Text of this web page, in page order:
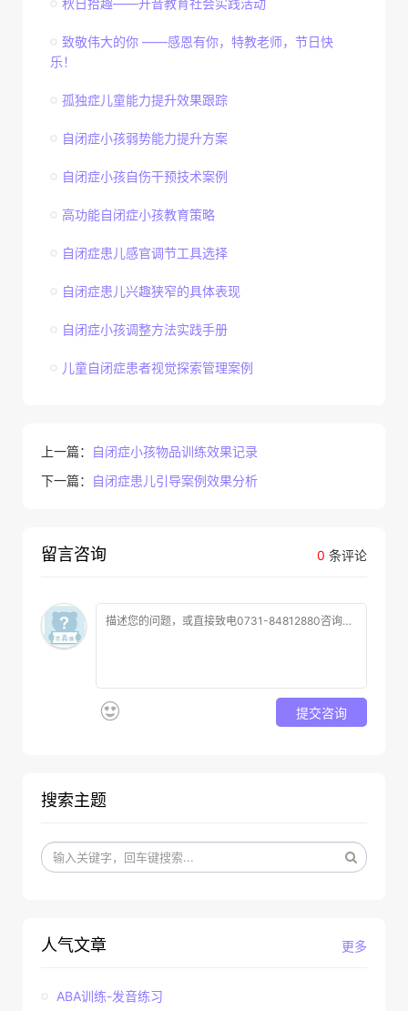
秋日拾趣——开音教育社会实践活动
致敬伟大的你 ——感恩有你，特教老师，节日快
乐！
孤独症儿童能力提升效果跟踪
自闭症小孩弱势能力提升方案
自闭症小孩自伤干预技术案例
高功能自闭症小孩教育策略
自闭症患儿感官调节工具选择
自闭症患儿兴趣狭窄的具体表现
自闭症小孩调整方法实践手册
儿童自闭症患者视觉探索管理案例
上一篇：
自闭症小孩物品训练效果记录
下一篇：
自闭症患儿引导案例效果分析
0 条评论
留言咨询
提交咨询
搜索主题
更多
人气文章
ABA训练-发音练习